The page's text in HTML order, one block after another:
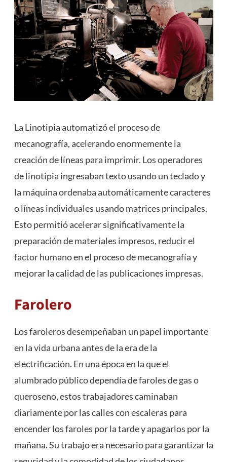
La Linotipia automatizó el proceso de
mecanografía, acelerando enormemente la
creación de líneas para imprimir. Los operadores
de linotipia ingresaban texto usando un teclado y
la máquina ordenaba automáticamente caracteres
o líneas individuales usando matrices principales.
Esto permitió acelerar significativamente la
preparación de materiales impresos, reducir el
factor humano en el proceso de mecanografía y
mejorar la calidad de las publicaciones impresas.
Farolero
Los faroleros desempeñaban un papel importante
en la vida urbana antes de la era de la
electrificación. En una época en la que el
alumbrado público dependía de faroles de gas o
queroseno, estos trabajadores caminaban
diariamente por las calles con escaleras para
encender los faroles por la tarde y apagarlos por la
mañana. Su trabajo era necesario para garantizar la